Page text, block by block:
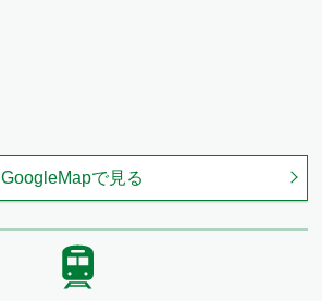
GoogleMapで見る